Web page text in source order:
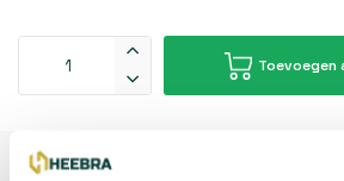
Toevoegen
Beschrijving